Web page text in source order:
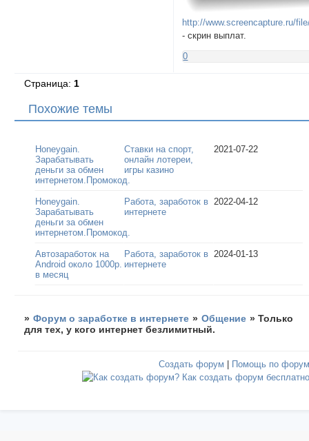
http://www.screencapture.ru/
- скрин выплат.
0
Страница: 1
Похожие темы
Honeygain.
Зарабатывать
деньги за обмен
интернетом.Промокод.
Ставки на спорт,
онлайн лотереи,
игры казино
2021-07-22
Honeygain.
Зарабатывать
деньги за обмен
интернетом.Промокод.
Работа, заработок в
интернете
2022-04-12
Автозаработок на
Android около 1000р.
в месяц
Работа, заработок в
интернете
2024-01-13
» Форум о заработке в интернете » Общение »Только
для тех, у кого интернет безлимитный.
Создать форум Помощь по